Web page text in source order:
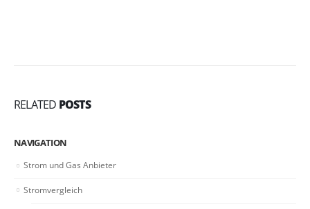
RELATED POSTS
NAVIGATION
Strom und Gas Anbieter
Stromvergleich